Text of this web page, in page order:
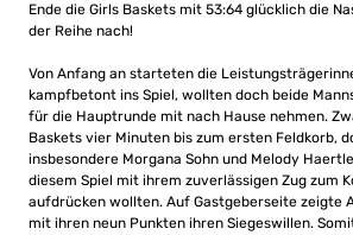
Ende die Girls Baskets mit 53:64 glücklich die
der Reihe nach!
Von Anfang an starteten die
kampfbetont ins Spiel, wollten doch beide
für die Hauptrunde mit nach Hause nehmen.
Baskets vier Minuten bis zum ersten Feldkorb,
insbesondere Morgana Sohn und Melody Haertle
diesem Spiel mit ihrem zuverlässigen Zug zum
aufdrücken wollten. Auf Gastgeberseite zeigte
mit ihren neun Punkten ihren Siegeswillen.